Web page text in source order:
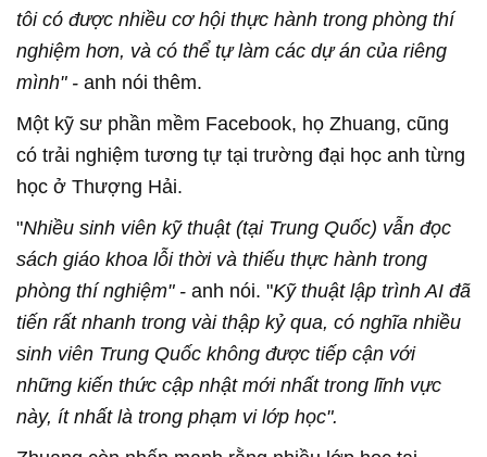
tôi có được nhiều cơ hội thực hành trong phòng thí
nghiệm hơn, và có thể tự làm các dự án của riêng
mình" - anh nói thêm.
Một kỹ sư phần mềm Facebook, họ Zhuang, cũng
có trải nghiệm tương tự tại trường đại học anh từng
học ở Thượng Hải.
"Nhiều sinh viên kỹ thuật (tại Trung Quốc) vẫn đọc
sách giáo khoa lỗi thời và thiếu thực hành trong
phòng thí nghiệm" - anh nói. "Kỹ thuật lập trình AI đã
tiến rất nhanh trong vài thập kỷ qua, có nghĩa nhiều
sinh viên Trung Quốc không được tiếp cận với
những kiến thức cập nhật mới nhất trong lĩnh vực
này, ít nhất là trong phạm vi lớp học".